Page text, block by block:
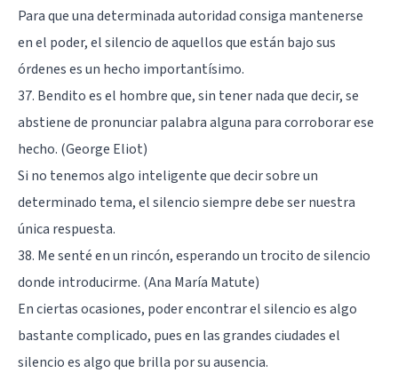
Para que una determinada autoridad consiga mantenerse
en el poder, el silencio de aquellos que están bajo sus
órdenes es un hecho importantísimo.
37. Bendito es el hombre que, sin tener nada que decir, se
abstiene de pronunciar palabra alguna para corroborar ese
hecho. (George Eliot)
Si no tenemos algo inteligente que decir sobre un
determinado tema, el silencio siempre debe ser nuestra
única respuesta.
38. Me senté en un rincón, esperando un trocito de silencio
donde introducirme. (Ana María Matute)
En ciertas ocasiones, poder encontrar el silencio es algo
bastante complicado, pues en las grandes ciudades el
silencio es algo que brilla por su ausencia.